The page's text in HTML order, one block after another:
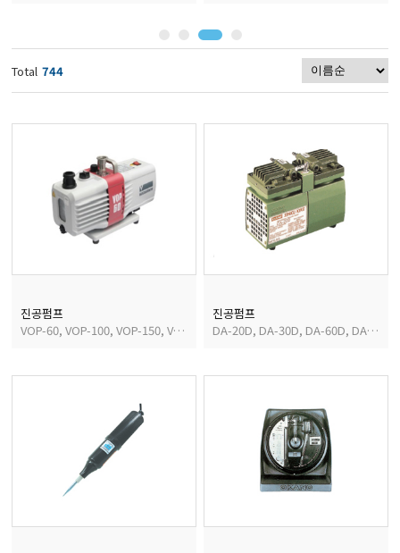
농업/임업/해양측정기
진공계/차압계/진공펌프
균질기/원심분리기/초
열화상카메라
Total 744
진공펌프
VOP-60, VOP-100, VOP-150, VOP-200
진공펌프
DA-20D, DA-30D, DA-60D, DA-30S, DA-40S, DA-60S